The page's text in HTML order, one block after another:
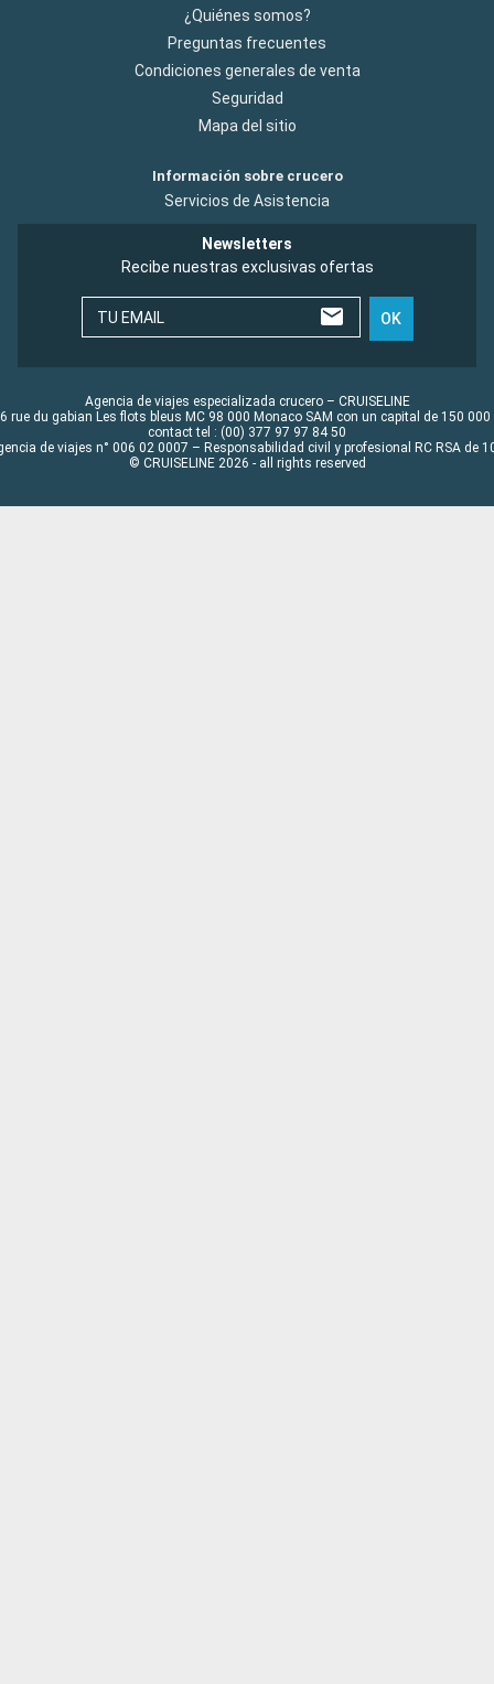
¿Quiénes somos?
Preguntas frecuentes
Condiciones generales de venta
Seguridad
Mapa del sitio
Información sobre crucero
Servicios de Asistencia
Newsletters
Recibe nuestras exclusivas ofertas
TU EMAIL OK
Agencia de viajes especializada crucero – CRUISELINE
rue du gabian Les flots bleus MC 98 000 Monaco SAM con un capital de 150 000
contact tel : (00) 377 97 97 84 50
de viajes n° 006 02 0007 – Responsabilidad civil y profesional RC RSA de
© CRUISELINE 2026 - all rights reserved